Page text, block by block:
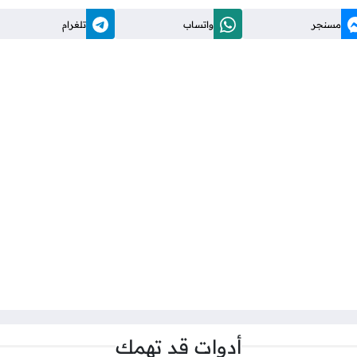
مسنجر واتساب تلغرام
أدوات قد تهمك